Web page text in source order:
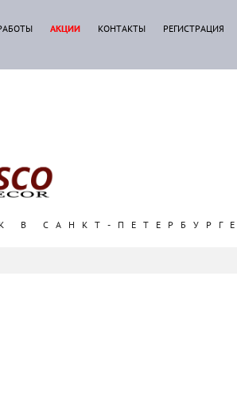
АКЦИИ КОНТАКТЫ РЕГИСТРАЦИЯ
В САНКТ-ПЕТЕРБУРГЕ